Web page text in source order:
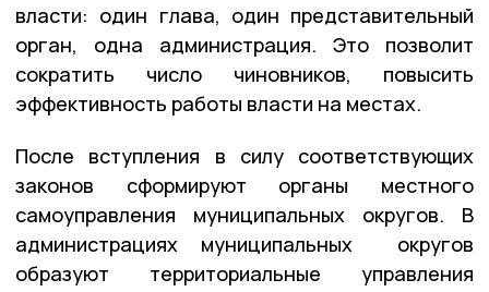
власти: один глава, один представительный
орган, одна администрация. Это позволит
сократить число чиновников, повысить
эффективность работы власти на местах.
После вступления в силу соответствующих
законов сформируют органы местного
самоуправления муниципальных округов. В
администрациях муниципальных округов
образуют территориальные управления